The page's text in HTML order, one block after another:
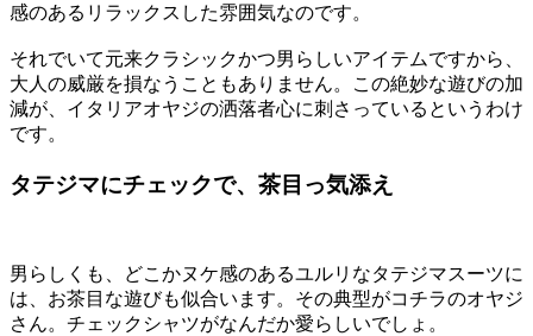
感のあるリラックスした雰囲気なのです。
それでいて元来クラシックかつ男らしいアイテムですから、
大人の威厳を損なうこともありません。この絶妙な遊びの加
減が、イタリアオヤジの洒落者心に刺さっているというわけ
です。
タテジマにチェックで、茶目っ気添え
男らしくも、どこかヌケ感のあるユルリなタテジマスーツに
は、お茶目な遊びも似合います。その典型がコチラのオヤジ
さん。チェックシャツがなんだか愛らしいでしょ。